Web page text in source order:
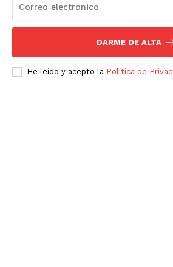
DARME DE ALTA
He leído y acepto la Política de